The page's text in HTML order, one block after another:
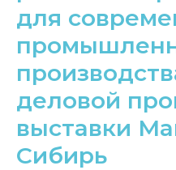
для
деловой
выставки
Сибирь